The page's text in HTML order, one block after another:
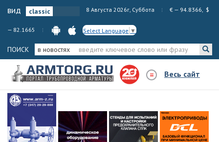
вид 8 Августа 2026г, Суббота € — 94.8366, $
— 82.1665 Select Language ▼
ПОИСК в новостях
Весь сайт